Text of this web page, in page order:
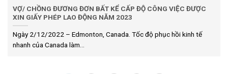
VỢ/ CHỒNG ĐƯƠNG ĐƠN BẤT KỂ CẤP ĐỘ CÔNG VIỆC ĐƯỢC
XIN GIẤY PHÉP LAO ĐỘNG NĂM 2023
Ngày 2/12/2022 – Edmonton, Canada. Tốc độ phục hồi kinh tế
nhanh của Canada làm...